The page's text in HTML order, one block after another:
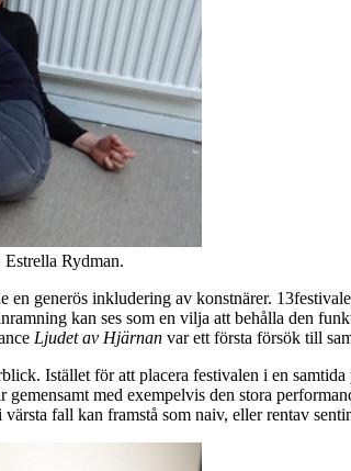
Estrella Rydman.
generös inkludering av konstnärer.
kan ses som en vilja att behålla den
Ljudet av Hjärnan var ett första försök till
Istället för att placera festivalen i en
med exempelvis den stora
fall kan framstå som naiv, eller rentav